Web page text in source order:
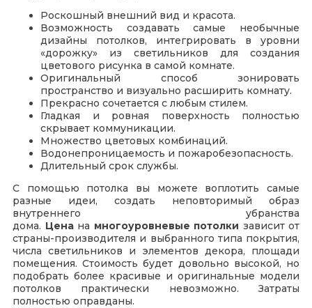
Роскошный внешний вид и красота.
Возможность создавать самые необычные
дизайны потолков, интегрировать в уровни
«дорожку» из светильников для создания
цветового рисунка в самой комнате.
Оригинальный способ зонировать
пространство и визуально расширить комнату.
Прекрасно сочетается с любым стилем.
Гладкая и ровная поверхность полностью
скрывает коммуникации.
Множество цветовых комбинаций.
Водонепроницаемость и пожаробезопасность.
Длительный срок службы.
С помощью потолка вы можете воплотить самые
разные идеи, создать неповторимый образ
внутреннего убранства
дома. Ценана многоуровневые потолки зависит от
страны-производителя и выбранного типа покрытия,
числа светильников и элементов декора, площади
помещения. Стоимость будет довольно высокой, но
подобрать более красивые и оригинальные модели
потолков практически невозможно. Затраты
полностью оправданы.